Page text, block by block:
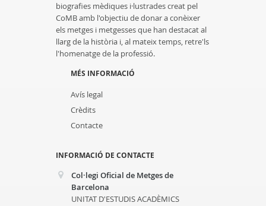
biografies mèdiques i·lustrades creat pel
CoMB amb l'objectiu de donar a conèixer
els metges i metgesses que han destacat al
llarg de la història i, al mateix temps, retre'ls
l'homenatge de la professió.
MÉS INFORMACIÓ
Avís legal
Crèdits
Contacte
INFORMACIÓ DE CONTACTE
Col·legi Oficial de Metges de
Barcelona
UNITAT D'ESTUDIS ACADÈMICS